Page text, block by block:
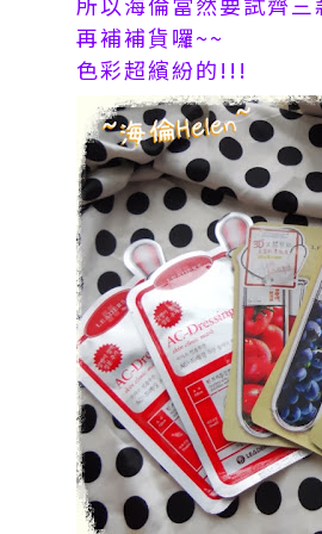
再補補貨囉~~
色彩超繽紛的!!!